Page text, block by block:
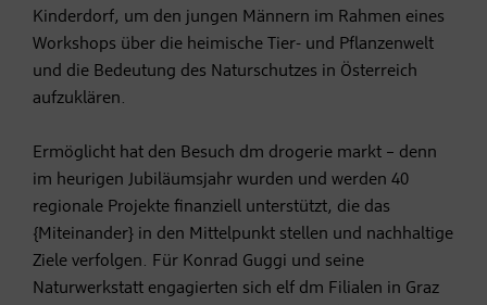
Kinderdorf, um den jungen Männern im Rahmen eines
Workshops über die heimische Tier- und Pflanzenwelt
und die Bedeutung des Naturschutzes in Österreich
aufzuklären.
Ermöglicht hat den Besuch dm drogerie markt – denn
im heurigen Jubiläumsjahr wurden und werden 40
regionale Projekte finanziell unterstützt, die das
{Miteinander} in den Mittelpunkt stellen und nachhaltige
Ziele verfolgen. Für Konrad Guggi und seine
Naturwerkstatt engagierten sich elf dm Filialen in Graz